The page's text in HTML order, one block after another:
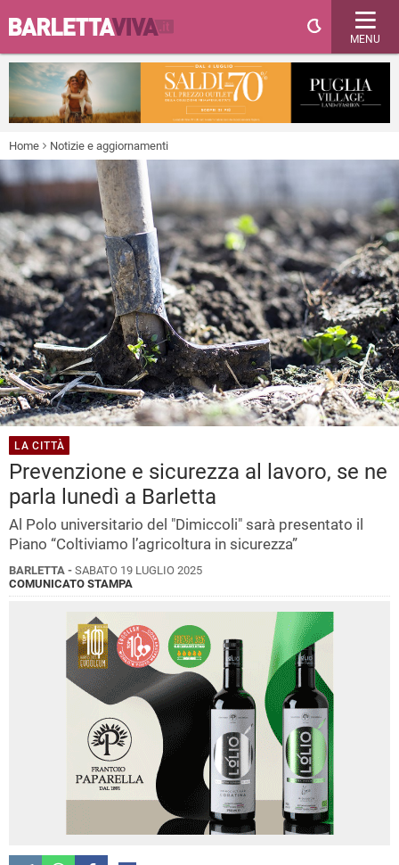
MENU
Home Notizie e aggiornamenti
LA CITTÀ
Prevenzione e sicurezza al lavoro, se ne
parla lunedì a Barletta
Al Polo universitario del "Dimiccoli" sarà presentato il
Piano “Coltiviamo l’agricoltura in sicurezza”
BARLETTA - SABATO 19 LUGLIO 2025
COMUNICATO STAMPA